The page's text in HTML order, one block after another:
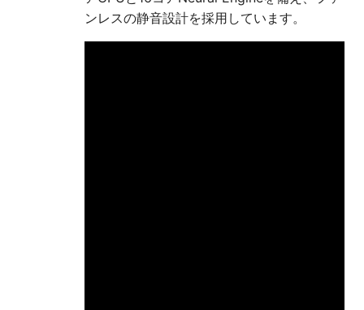
ンレスの静音設計を採用しています。